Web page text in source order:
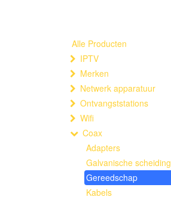
Alle Producten
IPTV
Merken
Netwerk apparatuur
Ontvangststations
Wifi
Coax
Adapters
Galvanische scheiding
Gereedschap
Kabels